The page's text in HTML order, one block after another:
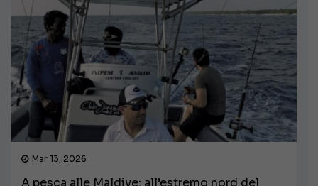
Mar 13, 2026
A pesca alle Maldive: all’estremo nord del